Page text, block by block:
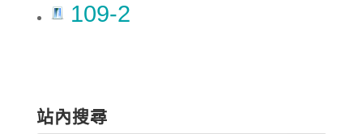
109-2
站內搜尋